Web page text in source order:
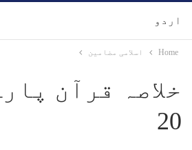
اردو
Home اسلامی مضامین
خلاصہ قرآن
20